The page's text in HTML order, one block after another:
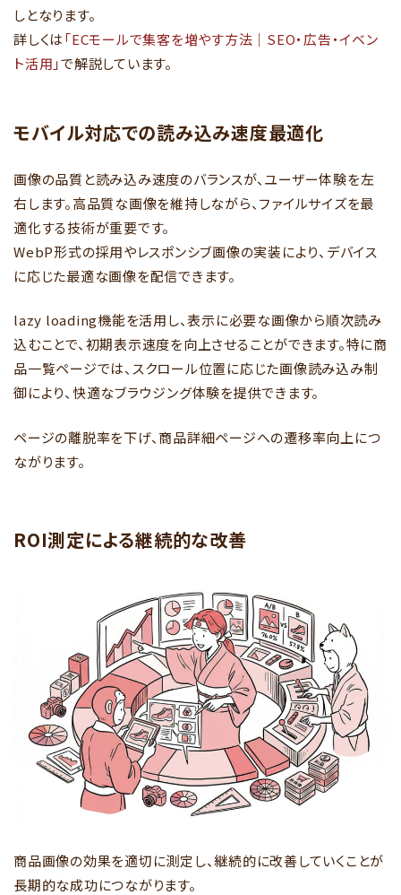
しとなります。
詳しくは「ECモールで集客を増やす方法｜SEO・広告・イベン
ト活用」で解説しています。
モバイル対応での読み込み速度最適化
画像の品質と読み込み速度のバランスが、ユーザー体験を左
右します。高品質な画像を維持しながら、ファイルサイズを最
適化する技術が重要です。
WebP形式の採用やレスポンシブ画像の実装により、デバイス
に応じた最適な画像を配信できます。
lazy loading機能を活用し、表示に必要な画像から順次読み
込むことで、初期表示速度を向上させることができます。特に商
品一覧ページでは、スクロール位置に応じた画像読み込み制
御により、快適なブラウジング体験を提供できます。
ページの離脱率を下げ、商品詳細ページへの遷移率向上につ
ながります。
ROI測定による継続的な改善
商品画像の効果を適切に測定し、継続的に改善していくことが
長期的な成功につながります。